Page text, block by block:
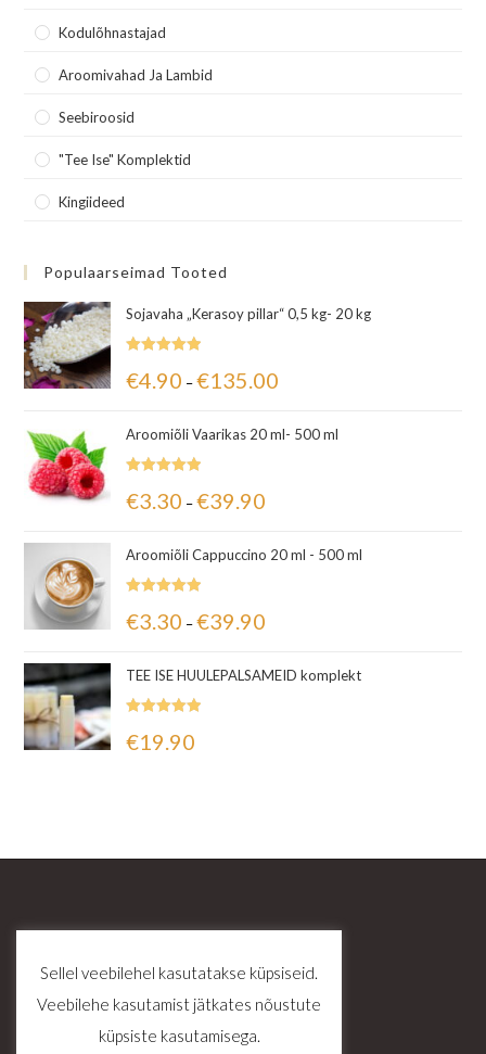
Kodulõhnastajad
Aroomivahad Ja Lambid
Seebiroosid
"Tee Ise" Komplektid
Kingiideed
Populaarseimad Tooted
Sojavaha „Kerasoy pillar“ 0,5 kg- 20 kg
5.00/ 5
€4.90 – €135.00
Aroomiõli Vaarikas 20 ml- 500 ml
5.00/ 5
€3.30 – €39.90
Aroomiõli Cappuccino 20 ml - 500 ml
5.00/ 5
€3.30 – €39.90
TEE ISE HUULEPALSAMEID komplekt
5.00 / 5
€19.90
Sellel veebilehel kasutatakse küpsiseid.
Veebilehe kasutamist jätkates nõustute
küpsiste kasutamisega.